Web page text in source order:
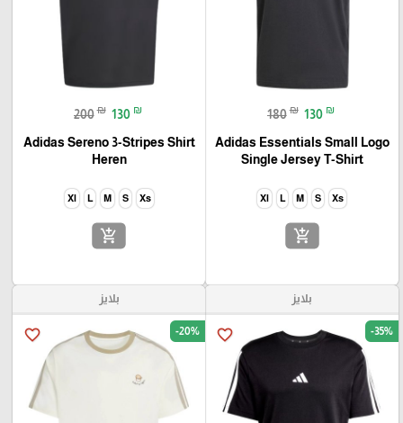
180 ₪ 130 ₪
Adidas Essentials Small Logo
Single Jersey T-Shirt
Xs
S
M
L
Xl
add_shopping_cart
200 ₪ 130 ₪
Adidas Sereno 3-Stripes Shirt
Heren
Xs
S
M
L
Xl
add_shopping_cart
بلايز
favorite_border -35%
بلايز
favorite_border -20%